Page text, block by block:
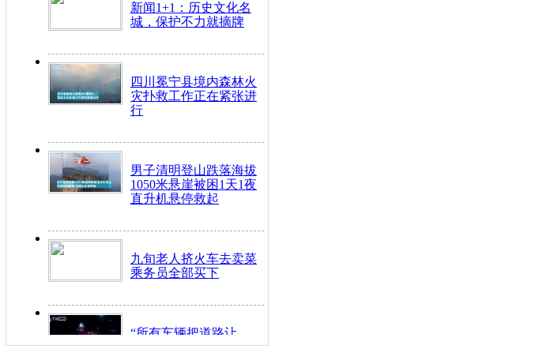
新闻1+1：历史文化名
城，保护不力就摘牌
四川冕宁县境内森林火
灾扑救工作正在紧张进
行
男子清明登山跌落海拔
1050米悬崖被困1天1夜
直升机悬停救起
九旬老人挤火车去卖菜
乘务员全部买下
“所有车辆把道路让